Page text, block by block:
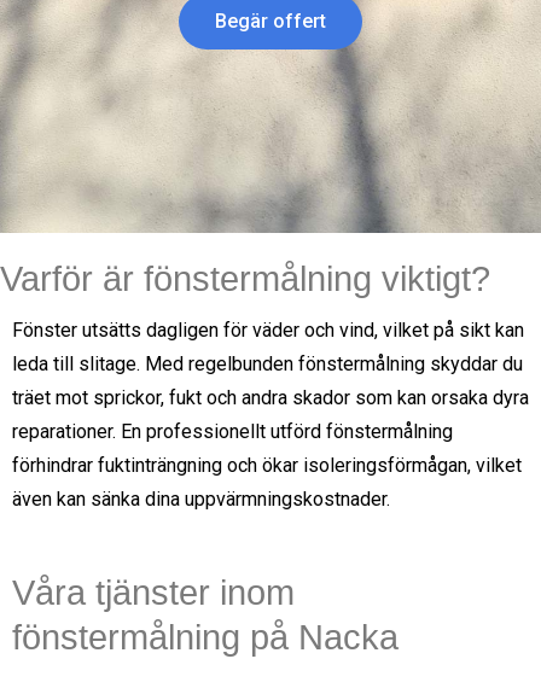
Begär offert
Varför är fönstermålning viktigt?
Fönster utsätts dagligen för väder och vind, vilket på sikt kan
leda till slitage. Med regelbunden fönstermålning skyddar du
träet mot sprickor, fukt och andra skador som kan orsaka dyra
reparationer. En professionellt utförd fönstermålning
förhindrar fuktinträngning och ökar isoleringsförmågan, vilket
även kan sänka dina uppvärmningskostnader.
Våra tjänster inom
fönstermålning på Nacka